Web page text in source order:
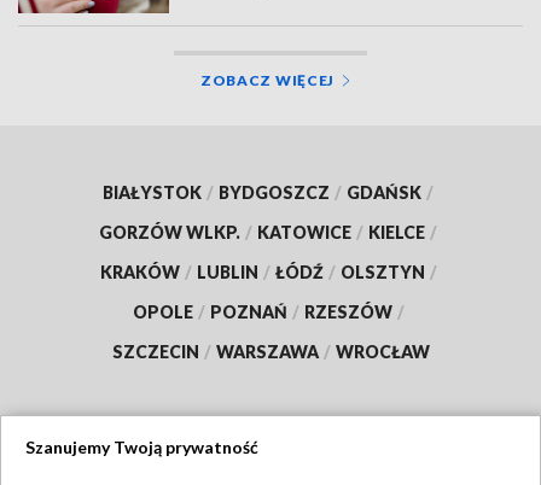
ZOBACZ WIĘCEJ
BIAŁYSTOK / BYDGOSZCZ / GDAŃSK /
GORZÓW WLKP. / KATOWICE / KIELCE /
KRAKÓW / LUBLIN / ŁÓDŹ / OLSZTYN /
OPOLE / POZNAŃ / RZESZÓW /
SZCZECIN / WARSZAWA / WROCŁAW
Szanujemy Twoją prywatność